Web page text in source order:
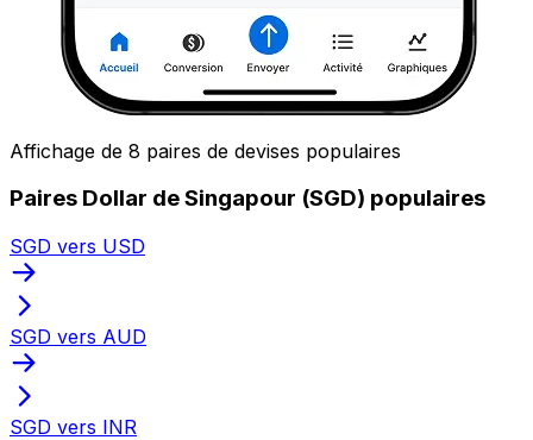
Affichage de 8 paires de devises populaires
Paires Dollar de Singapour (SGD) populaires
SGD vers USD
SGD vers AUD
SGD vers INR